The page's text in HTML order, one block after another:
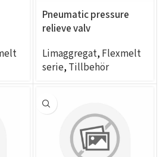
Pneumatic pressure
relieve valv
Limaggregat, Flexmelt
serie, Tillbehör